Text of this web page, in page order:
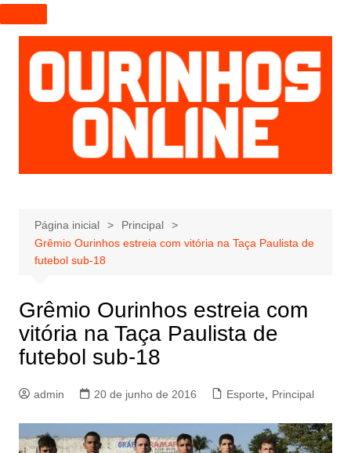
I
r
p
a
r
a
e
ú
d
Página inicial
Principal
Grêmio Ourinhos estreia com vitória na Taça Paulista de
futebol sub-18
Grêmio Ourinhos estreia com
vitória na Taça Paulista de
futebol sub-18
admin 20 de junho de 2016 Esporte Principal